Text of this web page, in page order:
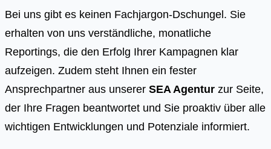
Bei uns gibt es keinen Fachjargon-Dschungel. Sie
erhalten von uns verständliche, monatliche
Reportings, die den Erfolg Ihrer Kampagnen klar
aufzeigen. Zudem steht Ihnen ein fester
Ansprechpartner aus unserer SEA Agentur zur Seite,
der Ihre Fragen beantwortet und Sie proaktiv über alle
wichtigen Entwicklungen und Potenziale informiert.